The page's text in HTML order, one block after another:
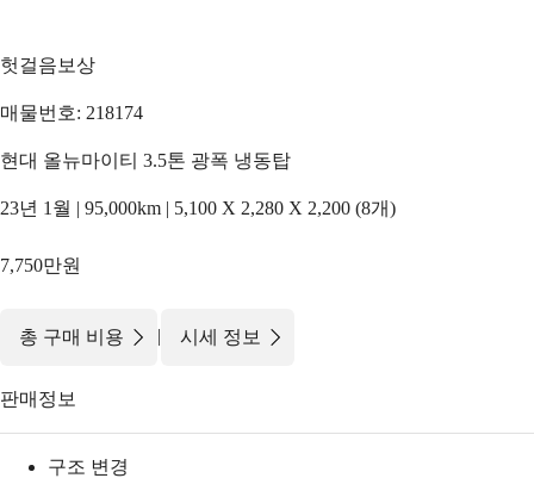
헛걸음보상
매물번호: 218174
현대 올뉴마이티 3.5톤 광폭 냉동탑
23년 1월 | 95,000km | 5,100 X 2,280 X 2,200 (8개)
7,750만원
총 구매 비용 | 시세 정보
판매정보
구조 변경